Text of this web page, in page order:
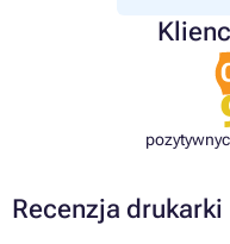
Recenzja drukarki